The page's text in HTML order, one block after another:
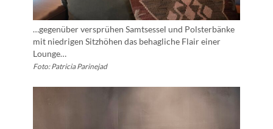
…gegenüber versprühen Samtsessel und Polsterbänke
mit niedrigen Sitzhöhen das behagliche Flair einer
Lounge…
Foto: Patricia Parinejad